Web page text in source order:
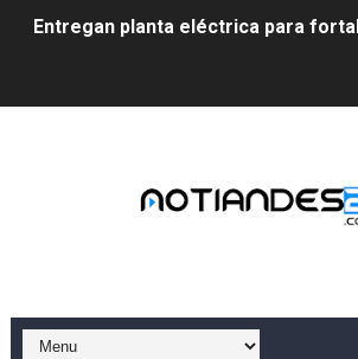
Entregan planta eléctrica para
Campo Elías avanza con plan de
Venezuela instala su primer